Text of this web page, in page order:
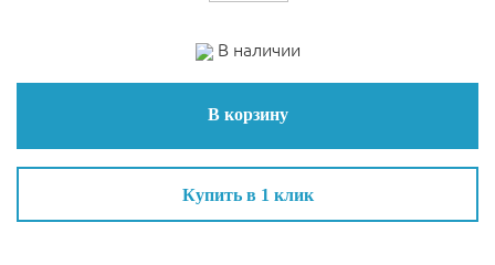
В наличии
В корзину
Купить в 1 клик